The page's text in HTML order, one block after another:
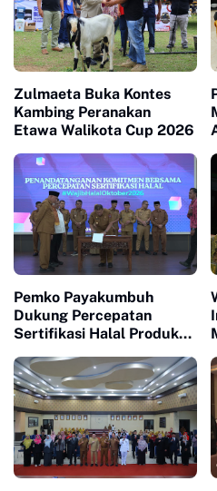
Zulmaeta Buka Kontes
Kambing Peranakan
Etawa Walikota Cup 2026
Pemko Payakumbuh
Dukung Percepatan
Sertifikasi Halal Produk